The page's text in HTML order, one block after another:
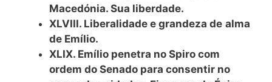
Macedónia. Sua liberdade.
XLVIII. Liberalidade e grandeza de alma
de Emílio.
XLIX. Emílio penetra no Spiro com
ordem do Senado para consentir no